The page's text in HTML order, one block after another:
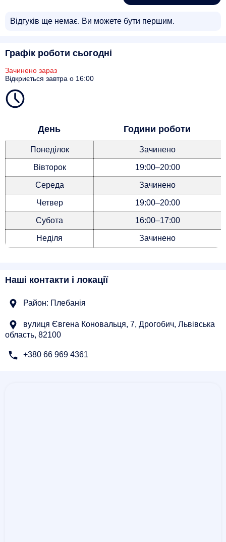
Відгуків ще немає. Ви можете бути першим.
Графік роботи сьогодні
Зачинено зараз
Відкриється завтра о 16:00
День Години роботи
Понеділок Зачинено
Вівторок 19:00–20:00
Середа Зачинено
Четвер 19:00–20:00
Субота 16:00–17:00
Неділя Зачинено
Наші контакти і локації
Район: Плебанія
вулиця Євгена Коновальця, 7, Дрогобич, Львівська
область, 82100
+380 66 969 4361